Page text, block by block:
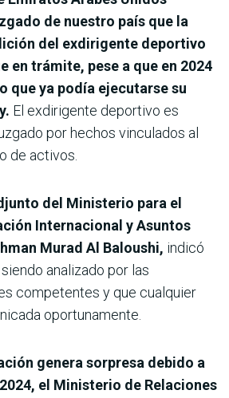
de nuestro país que la
del exdirigente deportivo
en trámite, pese a que en 2024
que ya podía ejecutarse su
El exdirigente deportivo es
por hechos vinculados al
de activos.
del Ministerio para el
Internacional y Asuntos
Murad Al Baloushi, indicó
analizado por las
competentes y que cualquier
oportunamente.
genera sorpresa debido a
el Ministerio de Relaciones